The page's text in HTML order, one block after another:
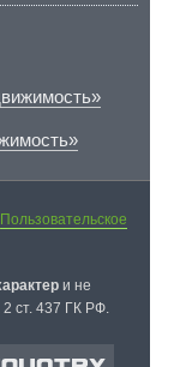
Пользовательское
и не
ст. 437 ГК РФ.